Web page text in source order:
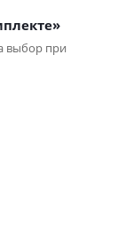
выбор при